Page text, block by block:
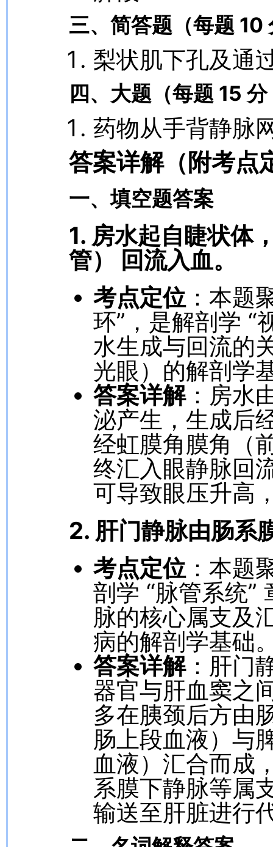
三、简答题（每题 10
梨状肌下孔及通
四、大题（每题 15
药物从手背静脉
答案详解（附考点
一、填空题答案
1. 房水起自睫状体
管）
回流入血。
考点定位：本题
环”，是解剖学 “
水生成与回流的
光眼）的解剖学
答案详解：房水
泌产生，生成后
经虹膜角膜角（
终汇入眼静脉回
可导致眼压升高
2. 肝门静脉由肠系
考点定位 ：本题
剖学 “脉管系统”
脉的核心属支及
病的解剖学基础
答案详解：肝门
器官与肝血窦之
多在胰颈后方由
肠上段血液）与
血液）汇合而成
系膜下静脉等属
输送至肝脏进行